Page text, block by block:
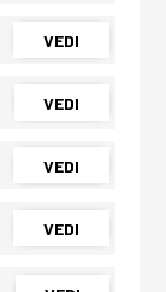
VEDI
VEDI
VEDI
VEDI